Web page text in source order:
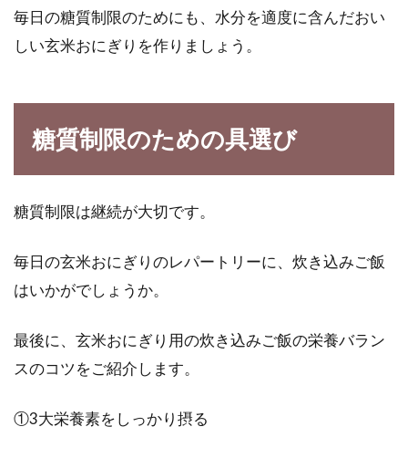
毎日の糖質制限のためにも、水分を適度に含んだおい
しい玄米おにぎりを作りましょう。
糖質制限のための具選び
糖質制限は継続が大切です。
毎日の玄米おにぎりのレパートリーに、炊き込みご飯
はいかがでしょうか。
最後に、玄米おにぎり用の炊き込みご飯の栄養バラン
スのコツをご紹介します。
①3大栄養素をしっかり摂る